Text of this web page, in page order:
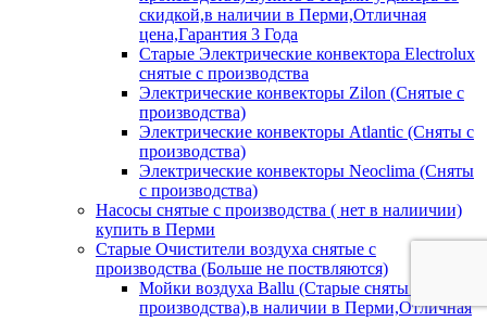
скидкой,в наличии в Перми,Отличная
цена,Гарантия 3 Года
Старые Электрические конвектора Electrolux
снятые с производства
Электрические конвекторы Zilon (Снятые с
производства)
Электрические конвекторы Atlantic (Сняты с
производства)
Электрические конвекторы Neoclima (Сняты
с производства)
Насосы снятые с производства ( нет в налиичии)
купить в Перми
Старые Очистители воздуха снятые с
производства (Больше не поствляются)
Мойки воздуха Ballu (Старые сняты с
производства),в наличии в Перми,Отличная